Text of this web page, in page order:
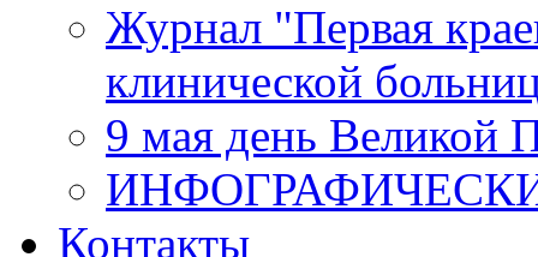
Журнал "Первая
клинической
9 мая день Великой
Контакты